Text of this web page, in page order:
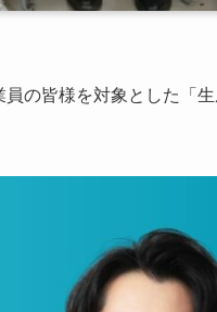
の皆様を対象とした「